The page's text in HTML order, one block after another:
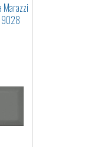
Marazzi
9028